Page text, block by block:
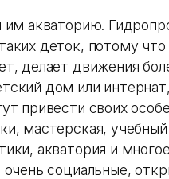
им акваторию.
деток, потому что
делает движения
дом или
привести своих
мастерская,
акватория и
социальные,